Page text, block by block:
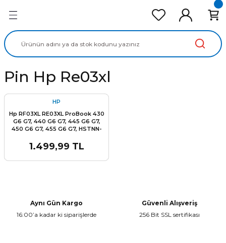
Ekran Panel
Data Kablo
Pin Hp Re03xl
HP
Hp RF03XL RE03XL ProBook 430
G6 G7, 440 G6 G7, 445 G6 G7,
450 G6 G7, 455 G6 G7, HSTNN-
HSTNN-UB7R L32407-2B1
L32407-2C1 L32407-541 L32407-
AC1 L32656-002 L32656-005
1.499,99 TL
Aynı Gün Kargo
16:00’a kadar ki siparişlerde
Güvenli Alışveriş
256 Bit SSL sertifikası